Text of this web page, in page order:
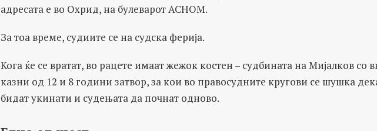
адресата е во Охрид, на булеварот АСНОМ.
За тоа време, судиите се на судска ферија.
Кога ќе се вратат, во рацете имаат жежок костен – судбината на Мијалков со
казни од 12 и 8 години затвор, за кои во правосудните кругови се шушка
бидат укинати и судењата да почнат одново.